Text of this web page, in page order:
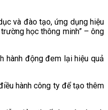
và đào tạo, ứng dụng hiệu
học thông minh” – ông
hành động đem lại hiệu quả
hành công ty để tạo thêm